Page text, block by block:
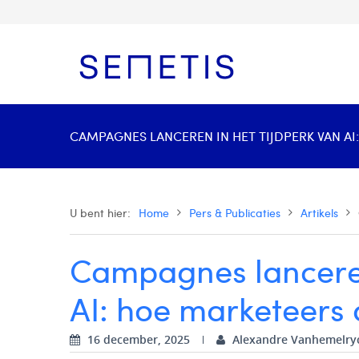
CAMPAGNES LANCEREN IN HET TIJDPERK VAN
U bent hier: Home Pers & Publicaties Artikels
Campagnes
AI: hoe
16 december, 2025 Alexandre